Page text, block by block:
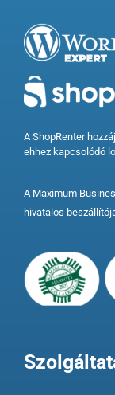
A ShopRenter
ehhez kapcsolódó
A Maximum
hivatalos